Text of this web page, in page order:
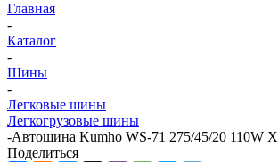
Главная
-
Каталог
-
Шины
-
Легковые шины
Легкогрузовые шины
-Автошина Kumho WS-71 275/45/20 110W
Поделиться